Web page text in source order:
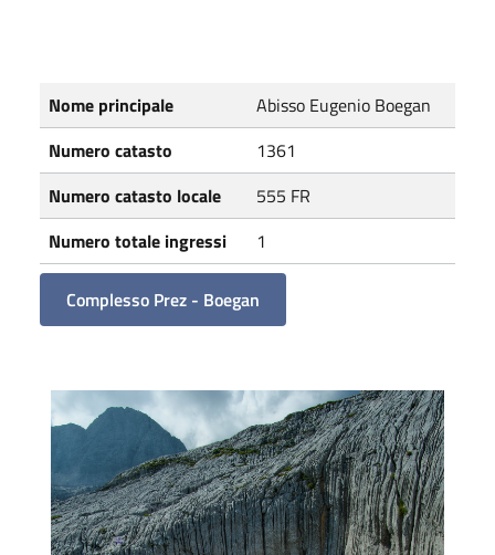
Nome principale
Abisso Eugenio Boegan
Numero catasto
1361
Numero catasto locale
555 FR
Numero totale ingressi
1
Complesso Prez - Boegan